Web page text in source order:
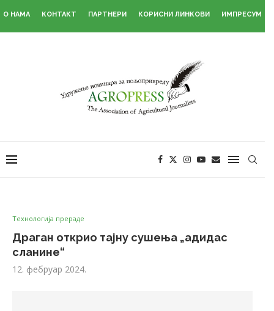
О НАМА КОНТАКТ ПАРТНЕРИ КОРИСНИ ЛИНКОВИ ИМПРЕСУМ
Технологија прераде
Драган открио тајну сушења „адидас
сланине“
12. фебруар 2024.